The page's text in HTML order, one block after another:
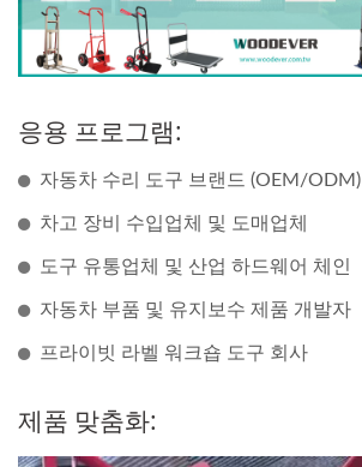
응용 프로그램:
자동차 수리 도구 브랜드 (OEM/ODM)
차고 장비 수입업체 및 도매업체
도구 유통업체 및 산업 하드웨어 체인
자동차 부품 및 유지보수 제품 개발자
프라이빗 라벨 워크숍 도구 회사
제품 맞춤화: